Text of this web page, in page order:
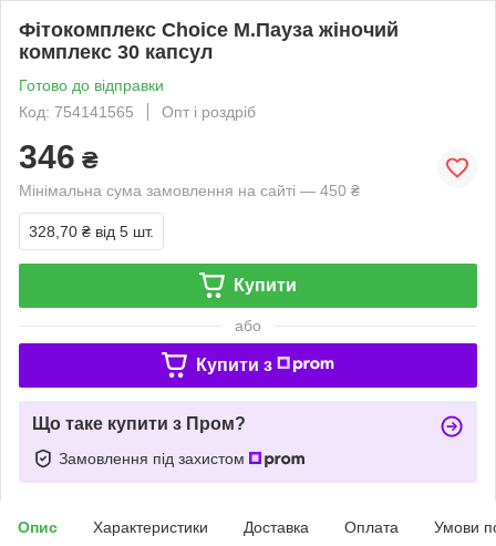
Фітокомплекс Choice М.Пауза жіночий
комплекс 30 капсул
Готово до відправки
Код: 754141565
Опт і роздріб
346 ₴
Мінімальна сума замовлення на сайті — 450 ₴
328,70 ₴ від 5 шт.
Купити
або
Купити з
Що таке купити з Пром?
Замовлення під захистом
Опис Характеристики Доставка Оплата Умови